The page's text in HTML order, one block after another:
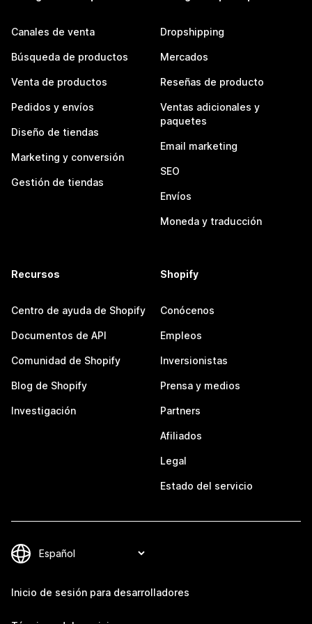
Canales de venta
Búsqueda de productos
Venta de productos
Pedidos y envíos
Diseño de tiendas
Marketing y conversión
Gestión de tiendas
Dropshipping
Mercados
Reseñas de producto
Ventas adicionales y
paquetes
Email marketing
SEO
Envíos
Moneda y traducción
Recursos
Centro de ayuda de Shopify
Documentos de API
Comunidad de Shopify
Blog de Shopify
Investigación
Shopify
Conócenos
Empleos
Inversionistas
Prensa y medios
Partners
Afiliados
Legal
Estado del servicio
Inicio de sesión para desarrolladores